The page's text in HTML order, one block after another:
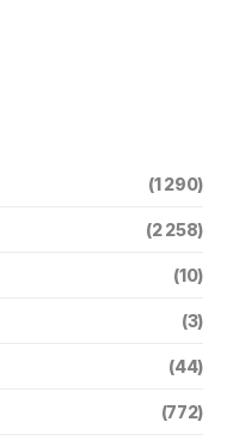
(1 290)
(2 258)
(10)
(3)
(44)
(772)